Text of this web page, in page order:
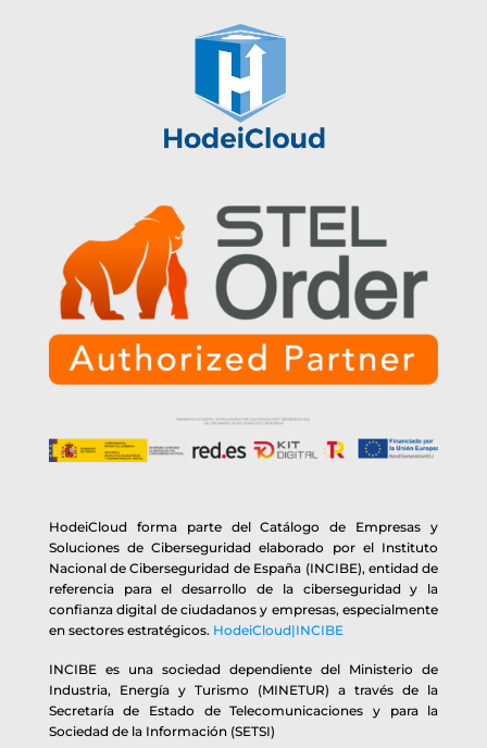
HodeiCloud forma parte del Catálogo de Empresas y
Soluciones de Ciberseguridad elaborado por el Instituto
Nacional de Ciberseguridad de España (INCIBE), entidad de
referencia para el desarrollo de la ciberseguridad y la
confianza digital de ciudadanos y empresas, especialmente
en sectores estratégicos. HodeiCloud|INCIBE
INCIBE es una sociedad dependiente del Ministerio de
Industria, Energía y Turismo (MINETUR) a través de la
Secretaría de Estado de Telecomunicaciones y para la
Sociedad de la Información (SETSI)